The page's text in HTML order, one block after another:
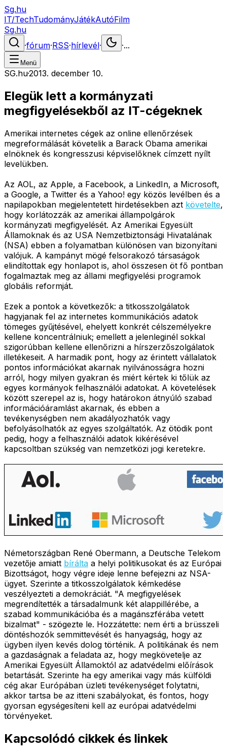
Sg.hu
IT/TechTudományJátékAutóFilm
Sg.hu
·fórum·RSS·hírlevél· ·...
Menü
SG.hu·2013. december 10.
Elegük lett a kormányzati
megfigyelésekből az IT-cégeknek
Amerikai internetes cégek az online ellenőrzések
megreformálását követelik a Barack Obama amerikai
elnöknek és kongresszusi képviselőknek címzett nyílt
levelükben.
Az AOL, az Apple, a Facebook, a LinkedIn, a Microsoft,
a Google, a Twitter és a Yahoo! egy közös levélben és a
napilapokban megjelentetett hirdetésekben azt követelte,
hogy korlátozzák az amerikai állampolgárok
kormányzati megfigyelését. Az Amerikai Egyesült
Államoknak és az USA Nemzetbiztonsági Hivatalának
(NSA) ebben a folyamatban különösen van bizonyítani
valójuk. A kampányt mögé felsorakozó társaságok
elindítottak egy honlapot is, ahol összesen öt fő pontban
fogalmaztak meg az állami megfigyelési programok
globális reformját.
Ezek a pontok a következők: a titkosszolgálatok
hagyjanak fel az internetes kommunikációs adatok
tömeges gyűjtésével, ehelyett konkrét célszemélyekre
kellene koncentrálniuk; emellett a jelenleginél sokkal
szigorúbban kellene ellenőrizni a hírszerzőszolgálatok
illetékeseit. A harmadik pont, hogy az érintett vállalatok
pontos információkat akarnak nyilvánosságra hozni
arról, hogy milyen gyakran és miért kértek ki tőlük az
egyes kormányok felhasználói adatokat. A követelések
között szerepel az is, hogy határokon átnyúló szabad
információáramlást akarnak, és ebben a
tevékenységben nem akadályozhatók vagy
befolyásolhatók az egyes szolgáltatók. Az ötödik pont
pedig, hogy a felhasználói adatok kikérésével
kapcsoltban szükség van nemzetközi jogi keretekre.
Németországban René Obermann, a Deutsche Telekom
vezetője amiatt bírálta a helyi politikusokat és az Európai
Bizottságot, hogy végre ideje lenne befejezni az NSA-
ügyet. Szerinte a titkosszolgálatok kémkedése
veszélyezteti a demokráciát. "A megfigyelések
megrendítették a társadalmunk két alappillérébe, a
szabad kommunikációba és a magánszférába vetett
bizalmat" - szögezte le. Hozzátette: nem érti a brüsszeli
döntéshozók semmittevését és hanyagság, hogy az
ügyben ilyen kevés dolog történik. A politikának és nem
a gazdaságnak a feladata az, hogy megkövetelje az
Amerikai Egyesült Államoktól az adatvédelmi előírások
betartását. Szerinte ha egy amerikai vagy más külföldi
cég akar Európában üzleti tevékenységet folytatni,
akkor tartsa be az itteni szabályokat, és fontos, hogy
gyorsan egységesíteni kell az európai adatvédelmi
törvényeket.
Kapcsolódó cikkek és linkek